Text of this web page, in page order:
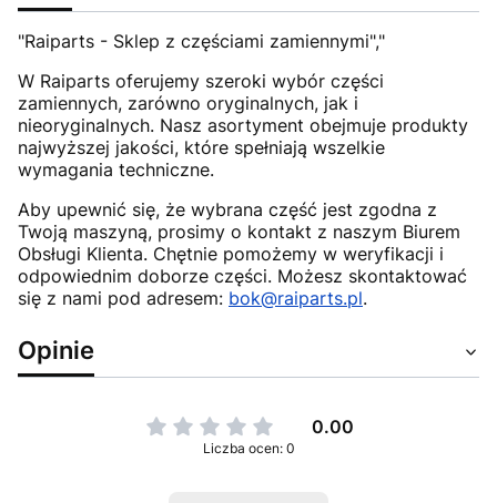
"Raiparts - Sklep z częściami zamiennymi","
W Raiparts oferujemy szeroki wybór części
zamiennych, zarówno oryginalnych, jak i
nieoryginalnych. Nasz asortyment obejmuje produkty
najwyższej jakości, które spełniają wszelkie
wymagania techniczne.
Aby upewnić się, że wybrana część jest zgodna z
Twoją maszyną, prosimy o kontakt z naszym Biurem
Obsługi Klienta. Chętnie pomożemy w weryfikacji i
odpowiednim doborze części. Możesz skontaktować
się z nami pod adresem: bok@raiparts.pl.
Opinie
0.00
Liczba ocen: 0